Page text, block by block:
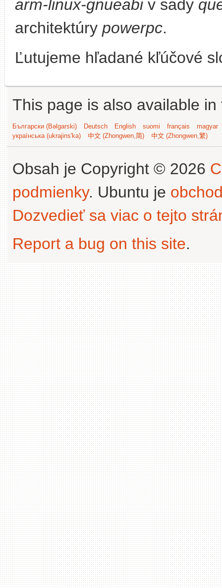
arm-linux-gnueabiv sady
architektúry powerpc.
Ľutujeme hľadané kľúčové
This page is also available
Български (Bəlgarski) Deutsch English suomi français
magyar
українська (ukrajins'ka)
中文 (Zhongwen,简) 中文 (Zhongwen,繁)
Obsah je Copyright © 2026
podmienky. Ubuntu je
Dozvedieť sa viac o tejto
Report a bug on this site.